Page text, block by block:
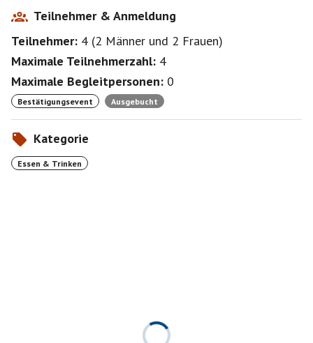
Teilnehmer & Anmeldung
Teilnehmer: 4 (2 Männer und 2 Frauen)
Maximale Teilnehmerzahl: 4
Maximale Begleitpersonen: 0
Bestätigungsevent Ausgebucht
Kategorie
Essen & Trinken